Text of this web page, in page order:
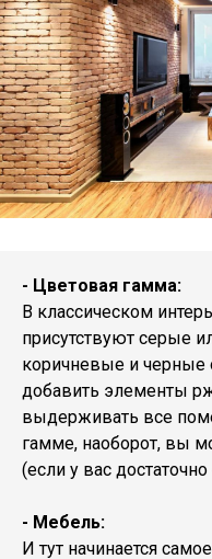
- Цветовая гамма:
В классическом
присутствуют серые
коричневые и черные
добавить элементы
выдерживать все
гамме, наоборот, вы
(если у вас
- Мебель:
И тут начинается